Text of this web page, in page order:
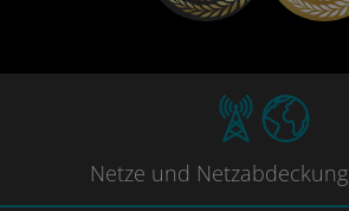
Netze und Netzabdeckung